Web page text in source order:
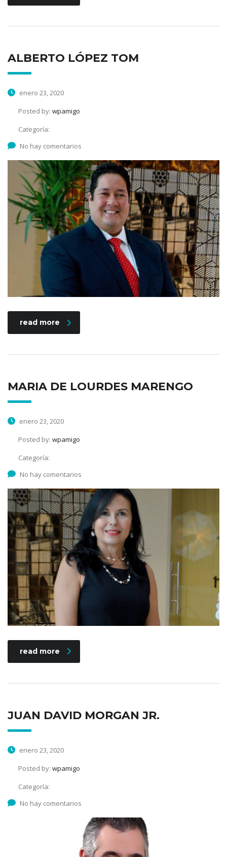
ALBERTO LÓPEZ TOM
enero 23, 2020
Posted by: wpamigo
Categoría:
No hay comentarios
read more
MARIA DE LOURDES MARENGO
enero 23, 2020
Posted by: wpamigo
Categoría:
No hay comentarios
read more
JUAN DAVID MORGAN JR.
enero 23, 2020
Posted by: wpamigo
Categoría:
No hay comentarios